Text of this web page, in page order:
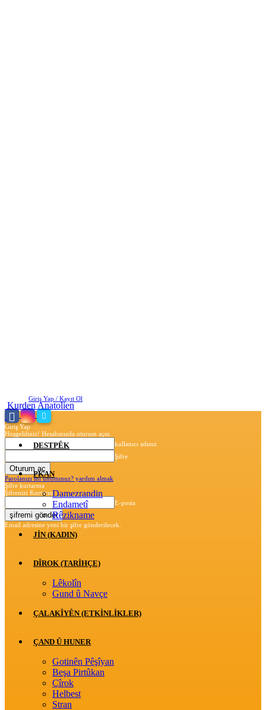
Giriş Yap / Kayıt Ol
Giriş Yap
Hoşgeldiniz! Hesabınızda oturum açın.
kullanıcı adınız
Şifre
Parolanızı mı unuttunuz? yardım almak
Şifre kurtarma
Şifrenizi Kurtarın
E-posta
Email adresine yeni bir şifre gönderilecek.
Kurden Anatolien
DESTPÊK
PKAN
Damezrandin
Endametî
Rêzikname
JİN (KADIN)
DÎROK (TARİHÇE)
Lêkolîn
Gund û Navçe
ÇALAKÎYÊN (ETKINLIKLER)
ÇAND Û HUNER
Gotinên Pêşîyan
Beşa Pirtûkan
Çîrok
Helbest
Stran